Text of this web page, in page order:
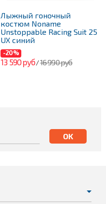
Лыжный гоночный
костюм Noname
Unstoppable Racing Suit 25
UX синий
-20%
13 590 руб/16 990 руб